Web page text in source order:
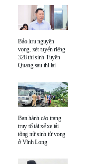
Bảo lưu nguyện
vọng, xét tuyển riêng
328 thí sinh Tuyên
Quang sau thi lại
Ban hành cáo trạng
truy tố tài xế xe tải
tông nữ sinh tử vong
ở Vĩnh Long